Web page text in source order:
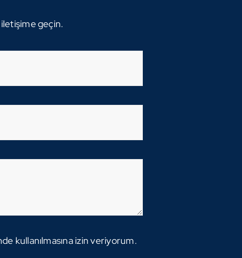
geçin.
kullanılmasına izin veriyorum.